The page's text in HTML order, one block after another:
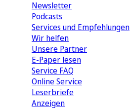
Newsletter
Podcasts
Services und Empfehlungen
Wir helfen
Unsere Partner
E-Paper lesen
Service FAQ
Online Service
Leserbriefe
Anzeigen